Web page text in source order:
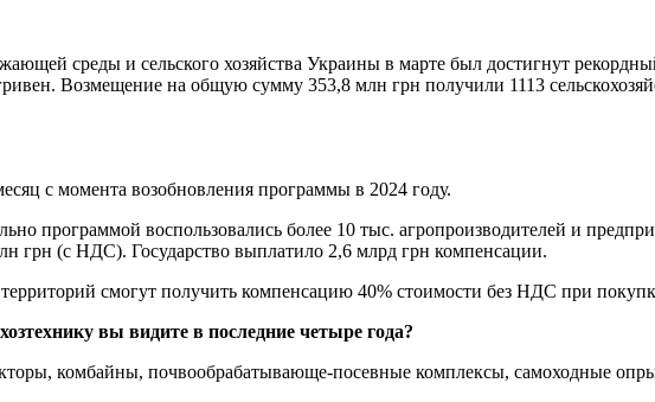
среды и сельского хозяйства Украины в марте был достигнут
Возмещение на общую сумму 353,8 млн грн получили 1113
с момента возобновления программы в 2024 году.
программой воспользовались более 10 тыс. агропроизводителей и
грн (с НДС). Государство выплатило 2,6 млрд грн компенсации.
смогут получить компенсацию 40% стоимости без НДС при
вы видите в последние четыре года?
комбайны, почвообрабатывающе-посевные комплексы, самоходные